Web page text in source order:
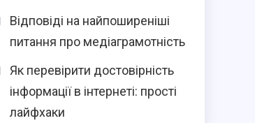
Відповіді на найпоширеніші
питання про медіаграмотність
Як перевірити достовірність
інформації в інтернеті: прості
лайфхаки